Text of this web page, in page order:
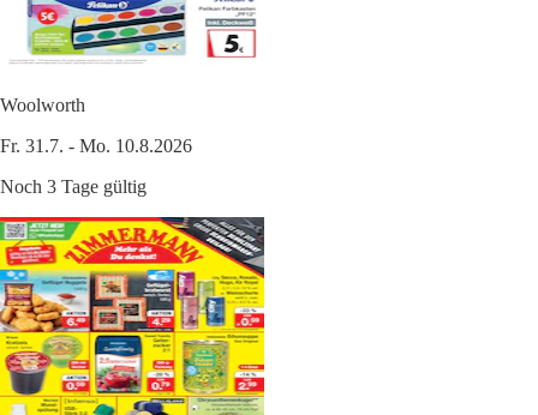
Woolworth
Fr. 31.7. - Mo. 10.8.2026
Noch 3 Tage gültig